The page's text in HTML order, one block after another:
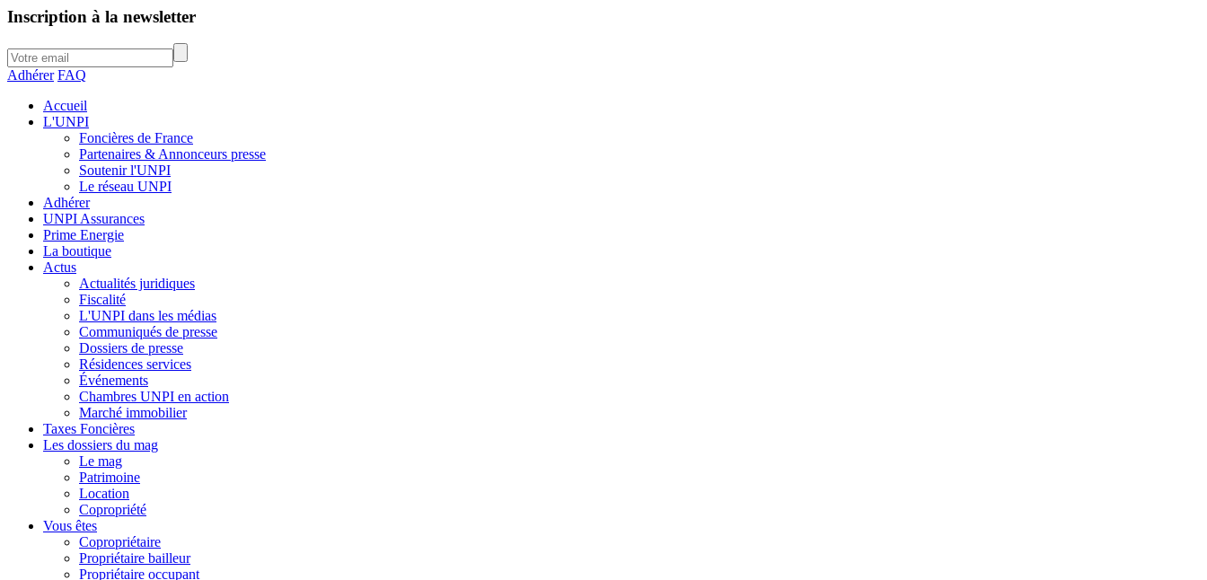
Inscription à la newsletter
Adhérer FAQ
Accueil
L'UNPI
Foncières de France
Partenaires & Annonceurs presse
Soutenir l'UNPI
Le réseau UNPI
Adhérer
UNPI Assurances
Prime Energie
La boutique
Actus
Actualités juridiques
Fiscalité
L'UNPI dans les médias
Communiqués de presse
Dossiers de presse
Résidences services
Événements
Chambres UNPI en action
Marché immobilier
Taxes Foncières
Les dossiers du mag
Le mag
Patrimoine
Location
Copropriété
Vous êtes
Copropriétaire
Propriétaire bailleur
Propriétaire occupant